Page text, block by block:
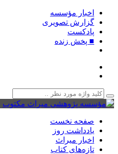
اخبار مؤسسه
گزارش تصویری
پادکست‌
■ پخش زنده
صفحه نخست
یادداشت روز
اخبار میراث
تازه‌های کتاب